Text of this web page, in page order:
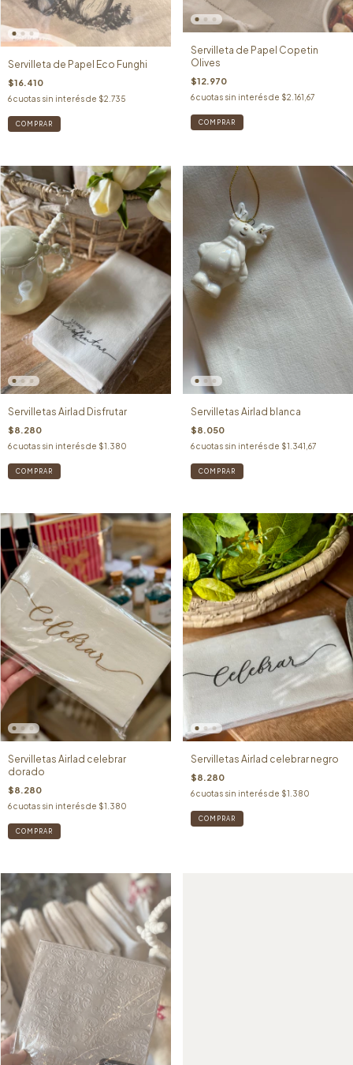
Servilleta de Papel Eco Funghi
$16.410
6cuotas sin interés de $2.735
Servilleta de Papel Copetin
Olives
$12.970
6 cuotas sin interés de $2.161,67
Servilletas Airlad Disfrutar
$8.280
6cuotas sin interés de $1.380
Servilletas Airlad blanca
$8.050
6 cuotas sin interés de $1.341,67
Servilletas Airlad celebrar
dorado
$8.280
6cuotas sin interés de $1.380
Servilletas Airlad celebrar negro
$8.280
6 cuotas sin interés de $1.380